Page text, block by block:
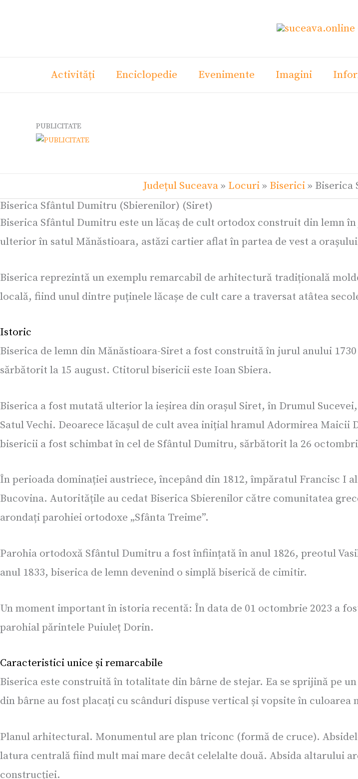
Activități Enciclopedie Evenimente Imagini
PUBLICITATE
Județul Suceava» Locuri» Biserici» Biserica
Biserica Sfântul Dumitru (Sbierenilor) (Siret)
Biserica Sfântul Dumitru este un lăcaș de cult ortodox construit din lemn
ulterior în satul Mănăstioara, astăzi cartier aflat în partea de vest a
Biserica reprezintă un exemplu remarcabil de arhitectură tradițională
locală, fiind unul dintre puținele lăcașe de cult care a traversat atâtea
Istoric
Biserica de lemn din Mănăstioara-Siret a fost construită în jurul anului
sărbătorit la 15 august. Ctitorul bisericii este Ioan Sbiera.
Biserica a fost mutată ulterior la ieșirea din orașul Siret, în Drumul
Satul Vechi. Deoarece lăcașul de cult avea inițial hramul Adormirea
bisericii a fost schimbat în cel de Sfântul Dumitru, sărbătorit la 26
În perioada dominației austriece, începând din 1812, împăratul Francisc I
Bucovina. Autoritățile au cedat Biserica Sbierenilor către comunitatea
arondați parohiei ortodoxe „Sfânta Treime”.
Parohia ortodoxă Sfântul Dumitru a fost înființată în anul 1826, preotul
anul 1833, biserica de lemn devenind o simplă biserică de cimitir.
Un moment important în istoria recentă: În data de 01 octombrie 2023 a
parohial părintele Puiuleț Dorin.
Caracteristici unice și remarcabile
Biserica este construită în totalitate din bârne de stejar. Ea se sprijină pe
din bârne au fost placați cu scânduri dispuse vertical și vopsite în
Planul arhitectural. Monumentul are plan triconc (formă de cruce).
latura centrală fiind mult mai mare decât celelalte două. Absida altarului
construcției.